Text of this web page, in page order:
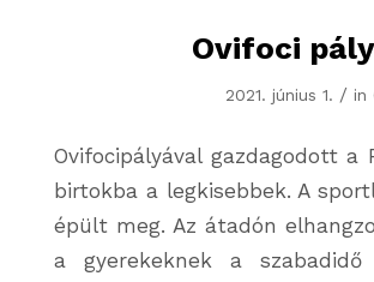
Ovifoci
2021. június 1. / in
Ovifocipályával gazdagodott
birtokba a legkisebbek. A
épült meg. Az átadón
a gyerekeknek a